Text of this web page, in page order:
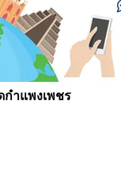
กำแพงเพชร